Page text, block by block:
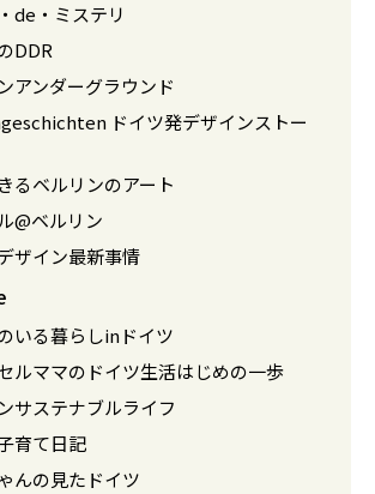
de・ミステリ
DDR
アンダーグラウンド
ドイツ発デザインストー
るベルリンのアート
@ベルリン
ザイン最新事情
いる暮らしinドイツ
ルママのドイツ生活はじめの一歩
サステナブルライフ
育て日記
んの見たドイツ